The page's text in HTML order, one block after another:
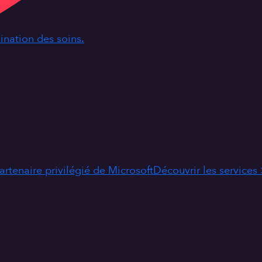
des soins.
privilégié de MicrosoftDécouvrir les services